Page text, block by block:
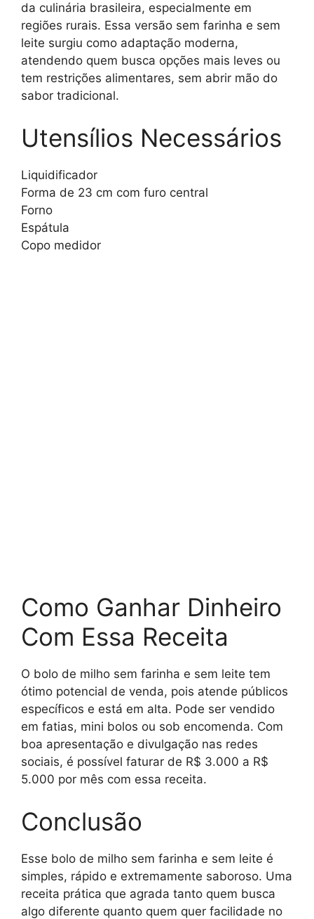
da culinária brasileira, especialmente em
regiões rurais. Essa versão sem farinha e sem
leite surgiu como adaptação moderna,
atendendo quem busca opções mais leves ou
tem restrições alimentares, sem abrir mão do
sabor tradicional.
Utensílios Necessários
Liquidificador
Forma de 23 cm com furo central
Forno
Espátula
Copo medidor
Como Ganhar Dinheiro
Com Essa Receita
O bolo de milho sem farinha e sem leite tem
ótimo potencial de venda, pois atende públicos
específicos e está em alta. Pode ser vendido
em fatias, mini bolos ou sob encomenda. Com
boa apresentação e divulgação nas redes
sociais, é possível faturar de R$ 3.000 a R$
5.000 por mês com essa receita.
Conclusão
Esse bolo de milho sem farinha e sem leite é
simples, rápido e extremamente saboroso. Uma
receita prática que agrada tanto quem busca
algo diferente quanto quem quer facilidade no